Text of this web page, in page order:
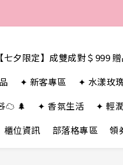
【七夕限定】成雙成對＄999
✦ 新客專區
✦ 水漾玫
🌲
✦ 香氛生活
✦ 輕
櫃位資訊 部落格專區 領